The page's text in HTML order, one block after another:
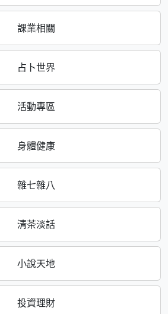
課業相關
占卜世界
活動專區
身體健康
雜七雜八
清茶淡話
小說天地
投資理財